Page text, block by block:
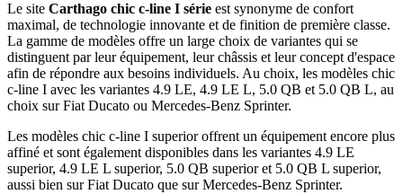
Le site Carthago chic c-line I série est synonyme de confort
maximal, de technologie innovante et de finition de première classe.
La gamme de modèles offre un large choix de variantes qui se
distinguent par leur équipement, leur châssis et leur concept d'espace
afin de répondre aux besoins individuels. Au choix, les modèles chic
c-line I avec les variantes 4.9 LE, 4.9 LE L, 5.0 QB et 5.0 QB L, au
choix sur Fiat Ducato ou Mercedes-Benz Sprinter.
Les modèles chic c-line I superior offrent un équipement encore plus
affiné et sont également disponibles dans les variantes 4.9 LE
superior, 4.9 LE L superior, 5.0 QB superior et 5.0 QB L superior,
aussi bien sur Fiat Ducato que sur Mercedes-Benz Sprinter.